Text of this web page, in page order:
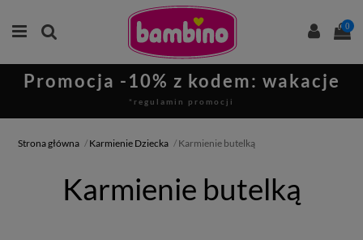
0
Promocja -10% z kodem: wakacje
*regulamin promocji
Strona główna Karmienie Dziecka Karmienie butelką
Karmienie butelką